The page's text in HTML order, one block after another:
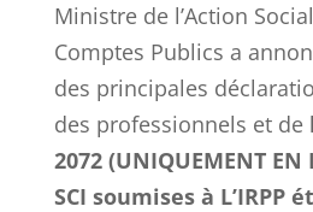
Ministre de l’Action
Comptes Publics a
des principales
des professionnels et de
2072 (UNIQUEMENT
SCI soumises à L’IRPP